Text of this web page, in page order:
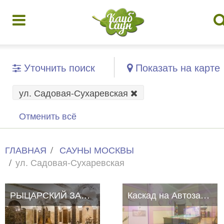
Уточнить поиск Показать на карте
ул. Садовая-Сухаревская
Отменить всё
ГЛАВНАЯ
САУНЫ МОСКВЫ
ул. Садовая-Сухаревская
РЫЦАРСКИЙ ЗАМОК Каскад на Автозаводской